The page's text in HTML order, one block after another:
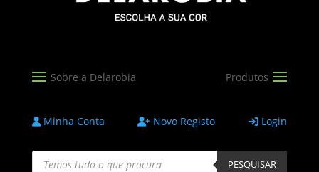
Minha Conta Novo Registo Login
Products
search PESQUISAR